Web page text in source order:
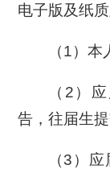
电子版及纸
（1）
（2）
告，往届生
（3）